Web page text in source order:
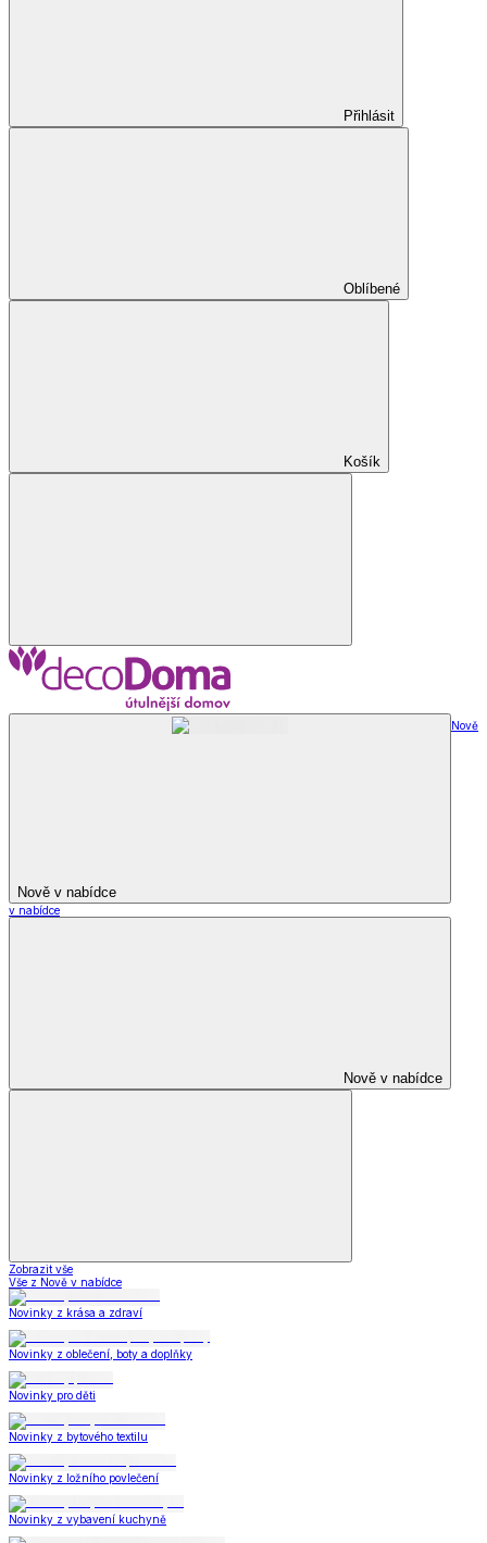
Přihlásit
Oblíbené
Košík
Nově v nabídce
Nově
v nabídce
Nově v nabídce
Zobrazit vše
Vše z Nově v nabídce
Novinky z krása a zdraví
Novinky z oblečení, boty a doplňky
Novinky pro děti
Novinky z bytového textilu
Novinky z ložního povlečení
Novinky z vybavení kuchyně